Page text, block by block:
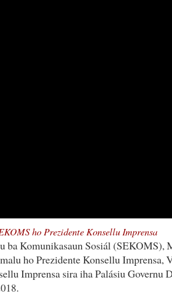
ho Prezidente Konsellu Imprensa
ba Komunikasaun Sosiál (SEKOMS),
ho Prezidente Konsellu
Imprensa sira iha Palásiu Governu